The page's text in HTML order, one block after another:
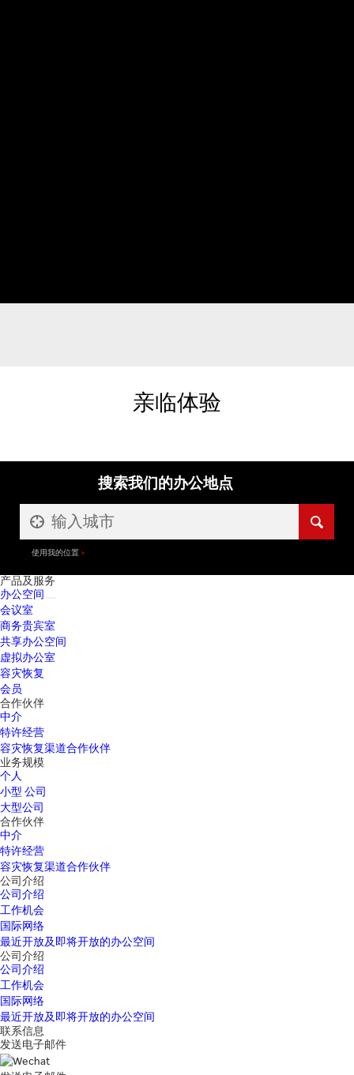
亲临体验
搜索我们的办公地点
使用我的位置
产品及服务
办公空间
会议室
商务贵宾室
共享办公空间
虚拟办公室
容灾恢复
会员
合作伙伴
中介
特许经营
容灾恢复渠道合作伙伴
业务规模
个人
小型 公司
大型公司
合作伙伴
中介
特许经营
容灾恢复渠道合作伙伴
公司介绍
公司介绍
工作机会
国际网络
最近开放及即将开放的办公空间
公司介绍
公司介绍
工作机会
国际网络
最近开放及即将开放的办公空间
联系信息
发送电子邮件